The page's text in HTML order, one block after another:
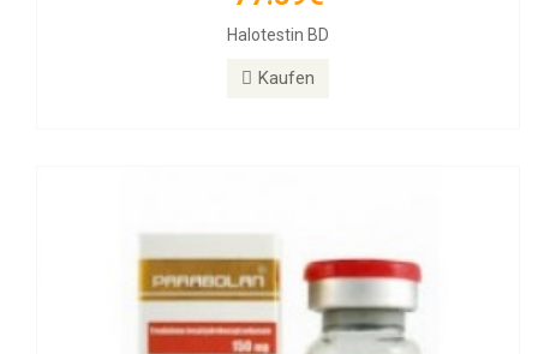
Halotestin BD
Kaufen
171.12€
PARABOLAN Trenbolone